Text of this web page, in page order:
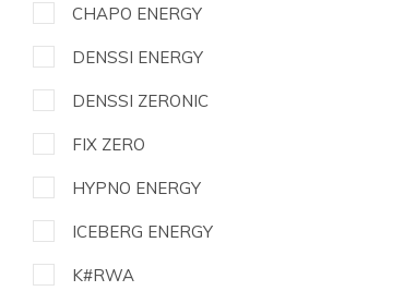
CHAPO ENERGY
DENSSI ENERGY
DENSSI ZERONIC
FIX ZERO
HYPNO ENERGY
ICEBERG ENERGY
K#RWA